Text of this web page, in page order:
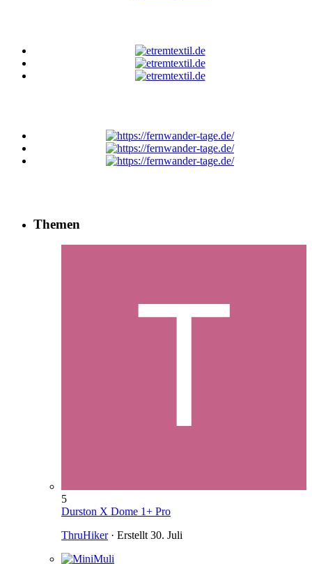
Themen
5
Durston X Dome 1+ Pro
ThruHiker· Erstellt 30. Juli